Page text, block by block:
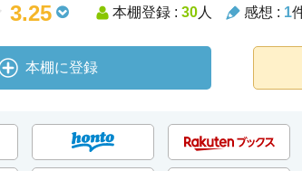
3.25 本棚登録 : 30人 感想 : 1
本棚に登録